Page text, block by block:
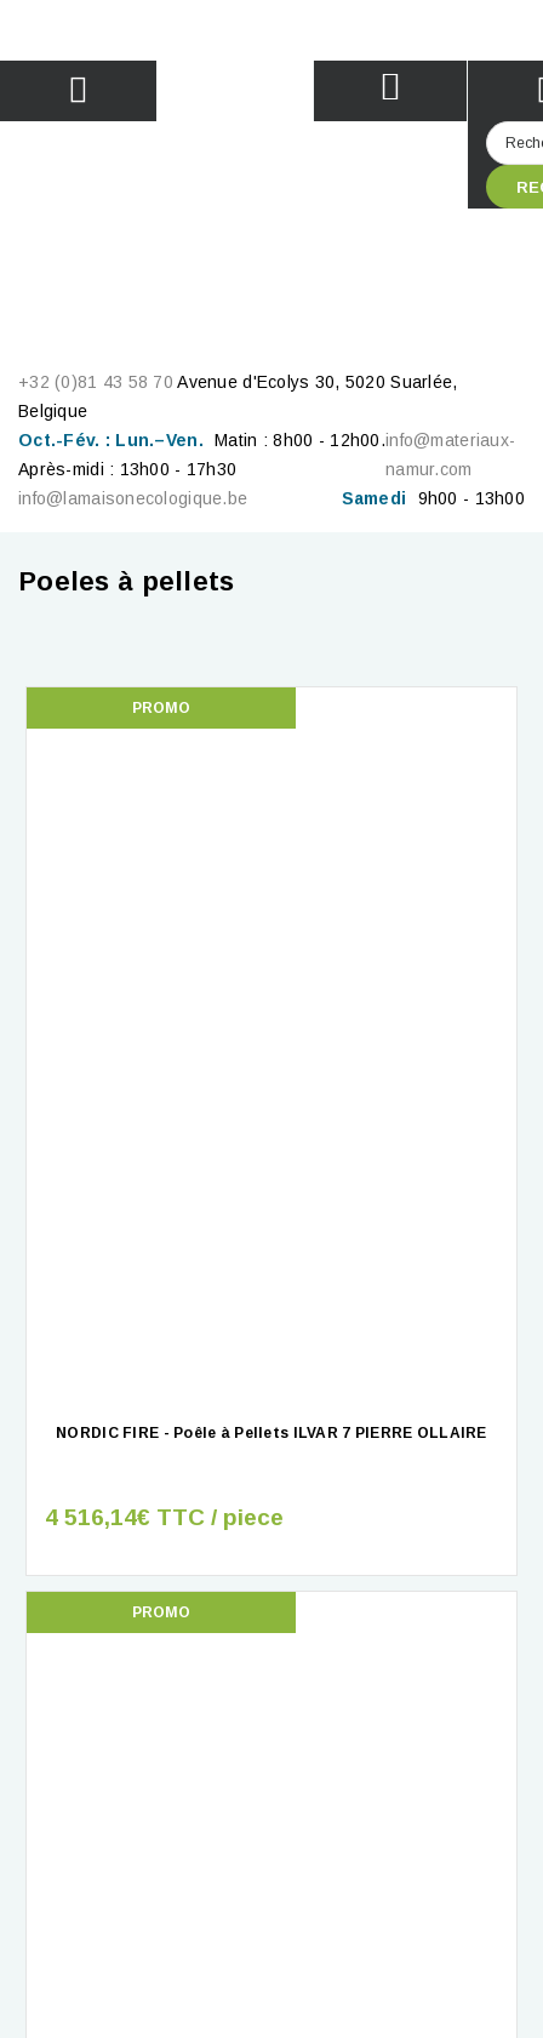
+32 (0)81 43 58 70 Avenue d'Ecolys 30, 5020 Suarlée,
Belgique
Oct.-Fév. : Lun.–Ven.
Matin : 8h00 - 12h00.
Après-midi : 13h00 - 17h30
Samedi
9h00 - 13h00
info@materiaux-
namur.com
info@lamaisonecologique.be
Poeles à pellets
PROMO
NORDIC FIRE - Poêle à Pellets ILVAR 7 PIERRE OLLAIRE
4 516,14€ TTC / piece
PROMO